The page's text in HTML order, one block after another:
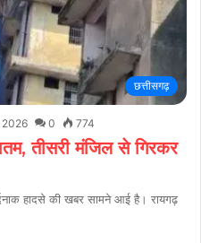
छत्तीसगढ़
2026 0 774
तीसरी मंजिल से गिरकर
हादसे की खबर सामने आई है। रायगढ़